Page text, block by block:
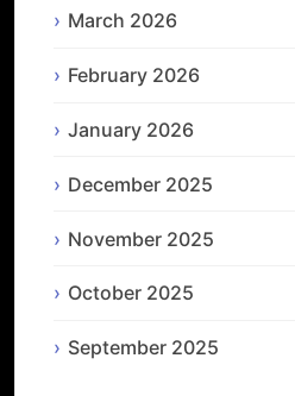
March 2026
February 2026
January 2026
December 2025
November 2025
October 2025
September 2025